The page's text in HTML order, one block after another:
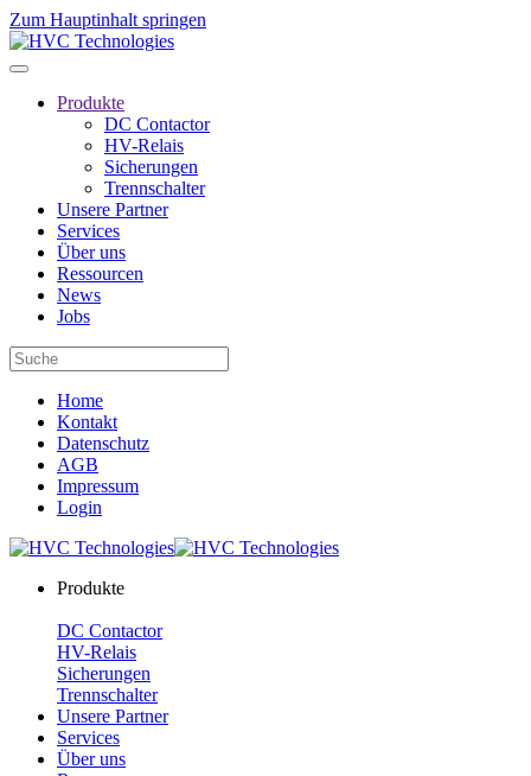
Zum Hauptinhalt springen
Produkte
DC Contactor
HV-Relais
Sicherungen
Trennschalter
Unsere Partner
Services
Über uns
Ressourcen
News
Jobs
Home
Kontakt
Datenschutz
AGB
Impressum
Login
Produkte
DC Contactor
HV-Relais
Sicherungen
Trennschalter
Unsere Partner
Services
Über uns